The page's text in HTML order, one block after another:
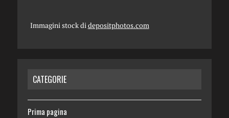
Immagini stock di depositphotos.com
CATEGORIE
Prima pagina